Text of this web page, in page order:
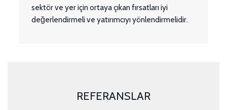
sektör ve yer için ortaya çıkan fırsatları iyi
değerlendirmeli ve yatırımcıyı yönlendirmelidir.
REFERANSLAR